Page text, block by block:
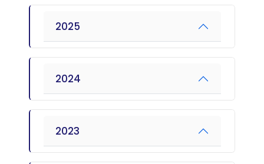
2025
2024
2023